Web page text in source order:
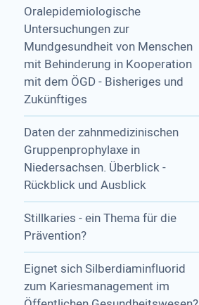
Oralepidemiologische
Untersuchungen zur
Mundgesundheit von Menschen
mit Behinderung in Kooperation
mit dem ÖGD - Bisheriges und
Zukünftiges
Daten der zahnmedizinischen
Gruppenprophylaxe in
Niedersachsen. Überblick -
Rückblick und Ausblick
Stillkaries - ein Thema für die
Prävention?
Eignet sich Silberdiaminfluorid
zum Kariesmanagement im